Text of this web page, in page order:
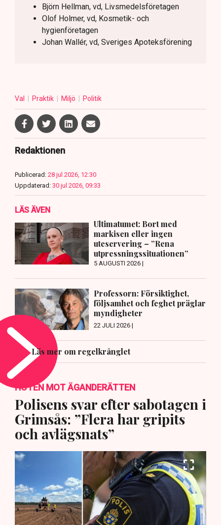
Björn Hellman, vd, Livsmedelsföretagen
Olof Holmer, vd, Kosmetik- och
hygienföretagen
Johan Wallér, vd, Sveriges Apoteksförening
Val Praktik Miljö Politik
Redaktionen
Publicerad: 28 jul 2026, 12:30
Uppdaterad: 30 jul 2026, 09:33
LÄS ÄVEN
Ultimatumet: Bort med
markisen eller ingen
uteservering – ”Rena
utpressningssituationen”
5 AUGUSTI 2026 |
Professorn: Försiktighet,
följsamhet och feghet präglar
myndigheter
22 JULI 2026 |
Läs mer om regelkrånglet
HOTEN MOT ÄGANDERÄTTEN
Polisens svar efter sabotagen i
Grimsås: ”Flera har gripits
och avlägsnats”